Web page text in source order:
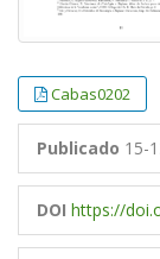
Cabas0202
Publicado 15-
DOI https://